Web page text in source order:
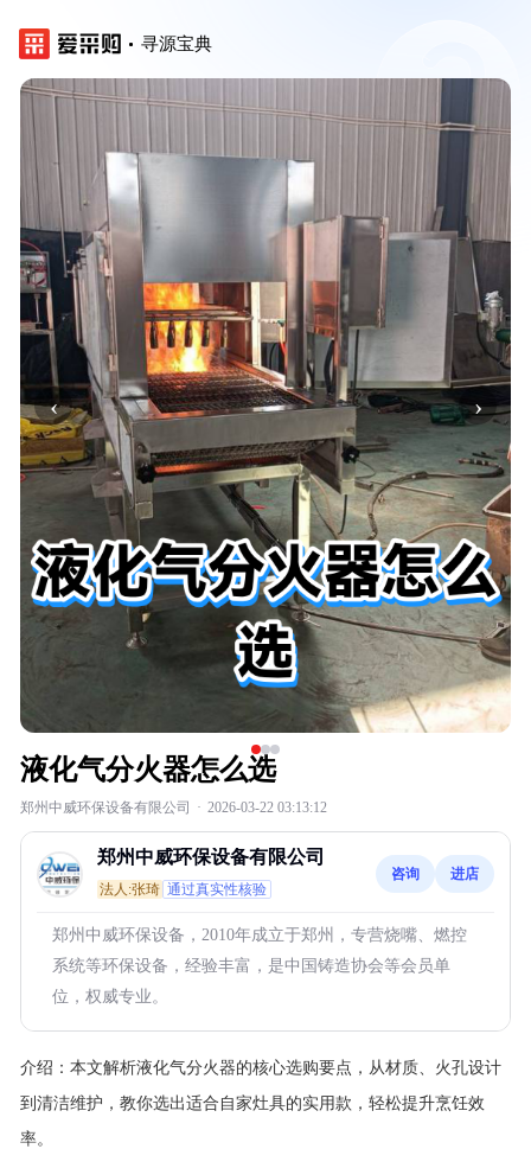
寻源宝典
‹ ›
液化气分火器怎么选
郑州中威环保设备有限公司 · 2026-03-22 03:13:12
郑州中威环保设备有限公司
法人:张琦 通过真实性核验
咨询 进店
郑州中威环保设备，2010年成立于郑州，专营烧嘴、燃控
系统等环保设备，经验丰富，是中国铸造协会等会员单
位，权威专业。
介绍： 本文解析液化气分火器的核心选购要点，从材质、火孔设计
到清洁维护，教你选出适合自家灶具的实用款，轻松提升烹饪效
率。